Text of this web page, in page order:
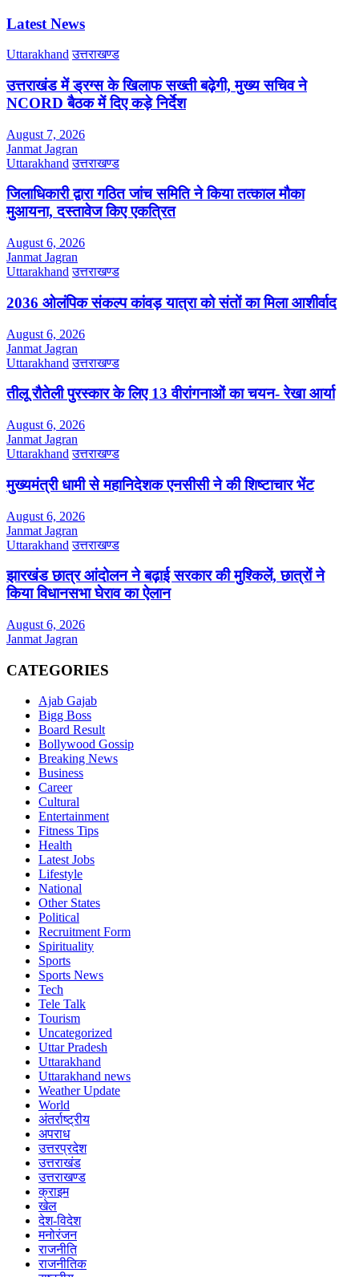
Latest News
Uttarakhand उत्तराखण्ड
उत्तराखंड में ड्रग्स के खिलाफ सख्ती बढ़ेगी, मुख्य सचिव ने
NCORD बैठक में दिए कड़े निर्देश
August 7, 2026
Janmat Jagran
Uttarakhand उत्तराखण्ड
जिलाधिकारी द्वारा गठित जांच समिति ने किया तत्काल मौका
मुआयना, दस्तावेज किए एकत्रित
August 6, 2026
Janmat Jagran
Uttarakhand उत्तराखण्ड
2036 ओलंपिक संकल्प कांवड़ यात्रा को संतों का मिला आशीर्वाद
August 6, 2026
Janmat Jagran
Uttarakhand उत्तराखण्ड
तीलू रौतेली पुरस्कार के लिए 13 वीरांगनाओं का चयन- रेखा आर्या
August 6, 2026
Janmat Jagran
Uttarakhand उत्तराखण्ड
मुख्यमंत्री धामी से महानिदेशक एनसीसी ने की शिष्टाचार भेंट
August 6, 2026
Janmat Jagran
Uttarakhand उत्तराखण्ड
झारखंड छात्र आंदोलन ने बढ़ाई सरकार की मुश्किलें, छात्रों ने
किया विधानसभा घेराव का ऐलान
August 6, 2026
Janmat Jagran
CATEGORIES
Ajab Gajab
Bigg Boss
Board Result
Bollywood Gossip
Breaking News
Business
Career
Cultural
Entertainment
Fitness Tips
Health
Latest Jobs
Lifestyle
National
Other States
Political
Recruitment Form
Spirituality
Sports
Sports News
Tech
Tele Talk
Tourism
Uncategorized
Uttar Pradesh
Uttarakhand
Uttarakhand news
Weather Update
World
अंतर्राष्ट्रीय
अपराध
उत्तरप्रदेश
उत्तराखंड
उत्तराखण्ड
क्राइम
खेल
देश-विदेश
मनोरंजन
राजनीति
राजनीतिक